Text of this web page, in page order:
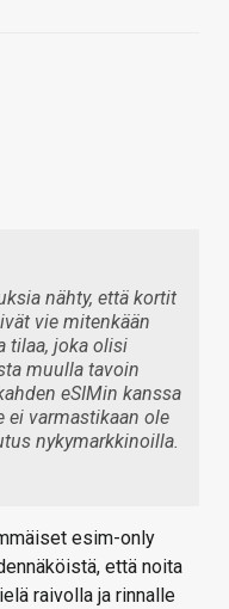
nähty, että kortit
vie mitenkään
tilaa, joka olisi
muulla tavoin
eSIMin kanssa
ei varmastikaan ole
nykymarkkinoilla.
esim-only
että noita
raivolla ja rinnalle